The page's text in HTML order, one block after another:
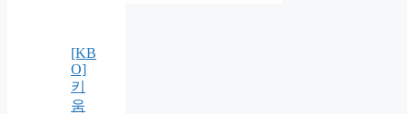
[KB
O]
키
움